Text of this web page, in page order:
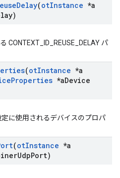
Delay(otInstance *a
CONTEXT_ID_REUSE_DELAY パ
(otInstance *a
Properties *aDevice
に使用されるデバイスのプロパ
(otInstance *a
UdpPort)